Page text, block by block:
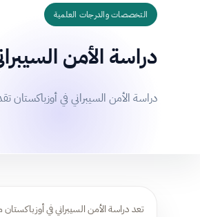
التخصصات والدرجات العلمية
دراسة الأمن
دراسة الأمن السيبراني في
تعد دراسة الأمن السيبراني في